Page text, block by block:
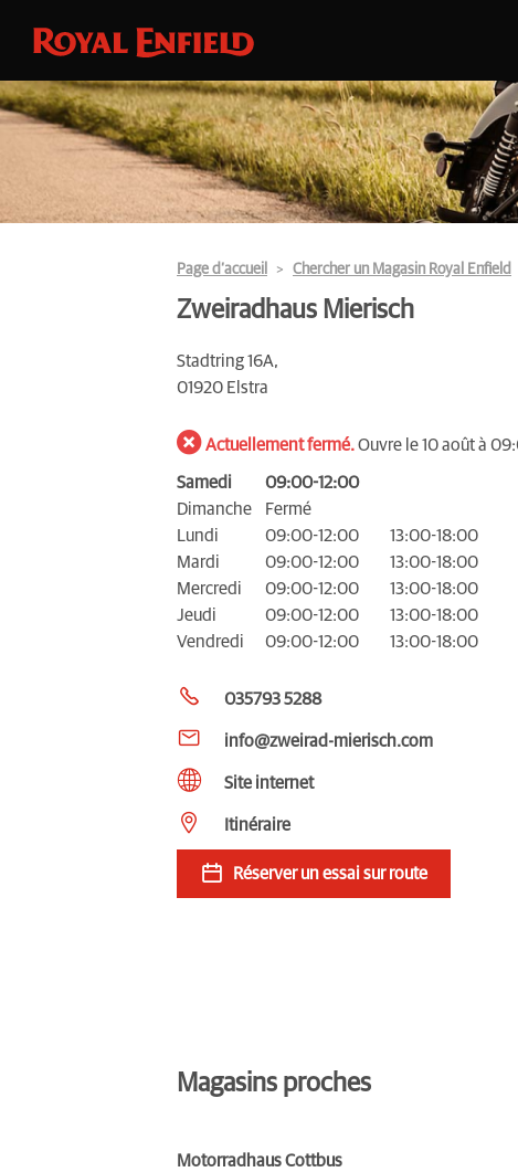
Page d’accueil Chercher un Magasin Royal Enfield
Zweiradhaus Mierisch
Stadtring 16A,
01920 Elstra
Actuellement fermé.Ouvre le 10 août à
Samedi
09:00-12:00
Dimanche
Fermé
Lundi
09:00-12:00
13:00-18:00
Mardi
09:00-12:00
13:00-18:00
Mercredi
09:00-12:00
13:00-18:00
Jeudi
09:00-12:00
13:00-18:00
Vendredi
09:00-12:00 13:00-18:00
035793 5288
info@zweirad-mierisch.com
Site internet
Itinéraire
Réserver un essai sur route
Magasins proches
Motorradhaus Cottbus